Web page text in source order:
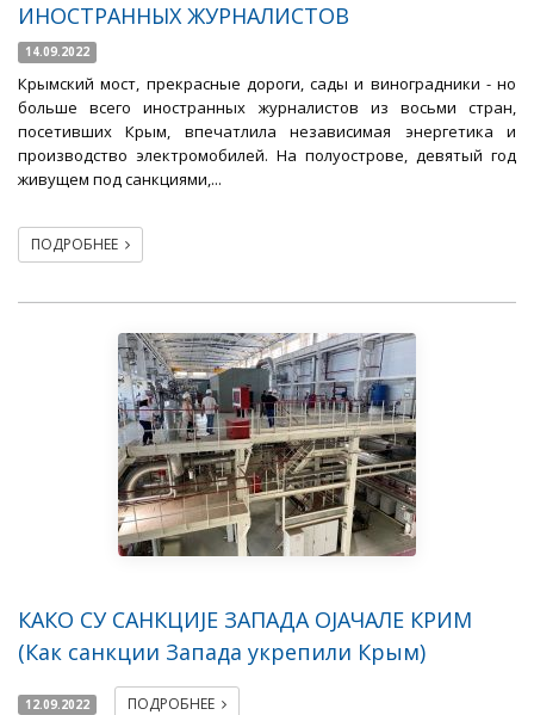
ИНОСТРАННЫХ ЖУРНАЛИСТОВ
14.09.2022
Крымский мост, прекрасные дороги, сады и виноградники - но
больше всего иностранных журналистов из восьми стран,
посетивших Крым, впечатлила независимая энергетика и
производство электромобилей. На полуострове, девятый год
живущем под санкциями,...
ПОДРОБНЕЕ
КАКО СУ САНКЦИЈЕ ЗАПАДА ОЈАЧАЛЕ КРИМ
(Как санкции Запада укрепили Крым)
12.09.2022 ПОДРОБНЕЕ